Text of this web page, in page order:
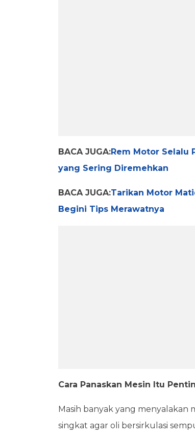
BACA JUGA:Rem Motor Selalu
yang Sering Diremehkan
BACA JUGA:Tarikan Motor
Begini Tips Merawatnya
Cara Panaskan Mesin Itu
Masih banyak yang
singkat agar oli bersirkulasi